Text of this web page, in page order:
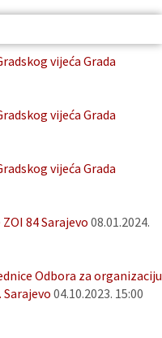
vijeća Grada
vijeća Grada
vijeća Grada
84 Sarajevo 08.01.2024.
Odbora za organizaciju
04.10.2023. 15:00